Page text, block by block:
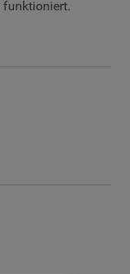
funktioniert.